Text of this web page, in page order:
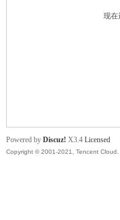
现在
Powered by Discuz! X3.4 Licensed
Copyright © 2001-2021, Tencent Cloud.